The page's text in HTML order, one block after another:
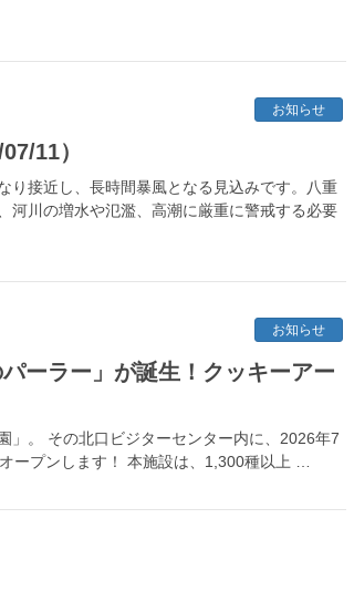
お知らせ
11）
り接近し、長時間暴風となる見込みです。八重
河川の増水や氾濫、高潮に厳重に警戒する必要
お知らせ
ーラー」が誕生！クッキーアー
」。 その北口ビジターセンター内に、2026年7
ープンします！ 本施設は、1,300種以上 …